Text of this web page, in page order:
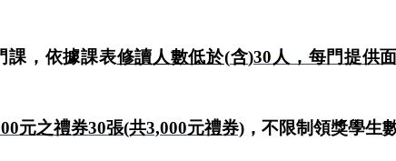
課，依據課表修讀人數低於(含)30人，每門提供
元之禮券30張(共3,000元禮券) ，不限制領獎學生